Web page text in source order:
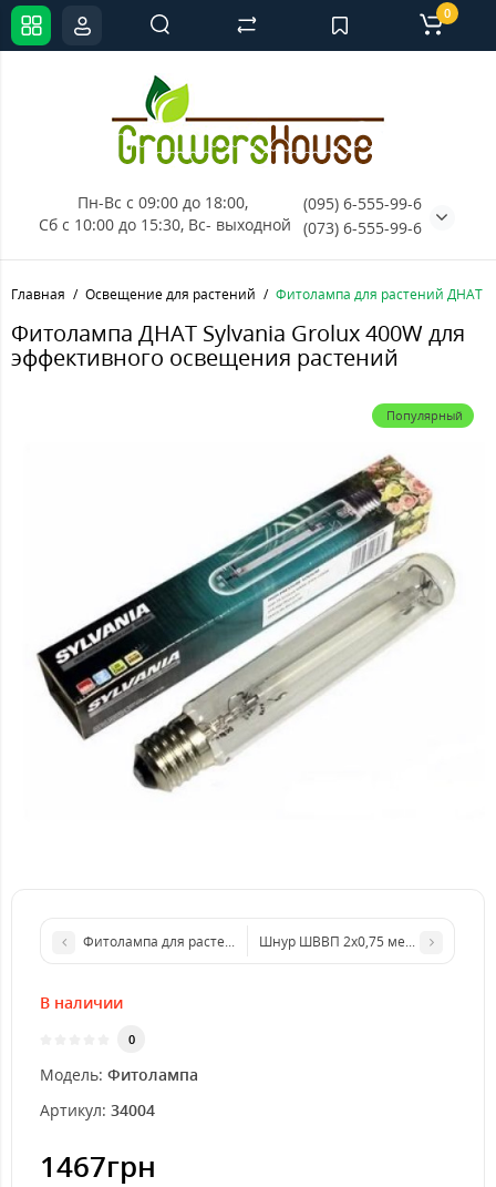
Пн-Вс с 09:00 до 18:00,
Сб с 10:00 до 15:30, Вс- выходной
(095) 6-555-99-6
(073) 6-555-99-6
0
Главная Освещение для растений Фитолампа для растений ДНАТ
Фитолампа ДНАТ Sylvania Grolux 400W для
эффективного освещения растений
Популярный
Фитолампа для растений ДНАТ Sylvania Grolux 600W
Шнур ШВВП 2х0,75 медный,
В наличии
0
Модель: Фитолампа
Артикул: 34004
1467грн